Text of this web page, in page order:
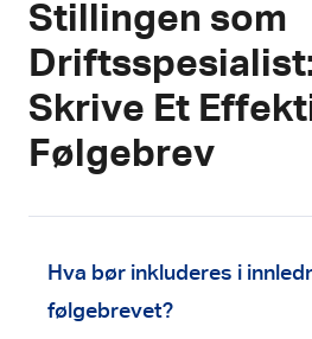
Stillingen som
Skrive Et
Følgebrev
Hva bør inkluderes i
følgebrevet?